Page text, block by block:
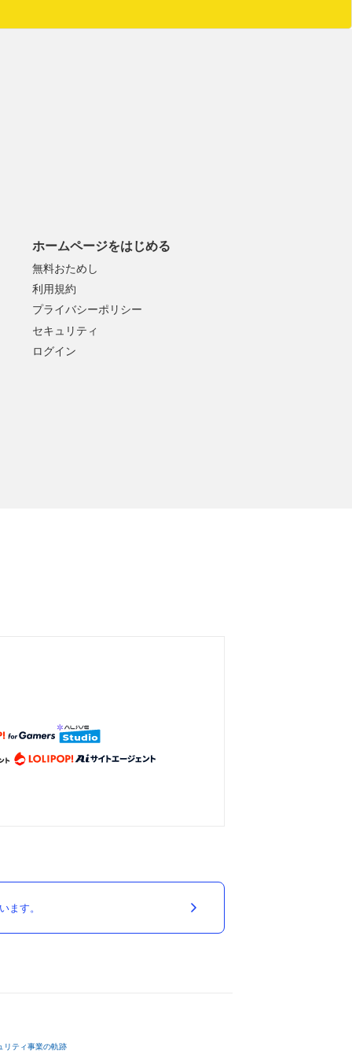
ホームページをはじめる
無料おためし
利用規約
プライバシーポリシー
セキュリティ
ログイン
ます。
リティ事業の軌跡